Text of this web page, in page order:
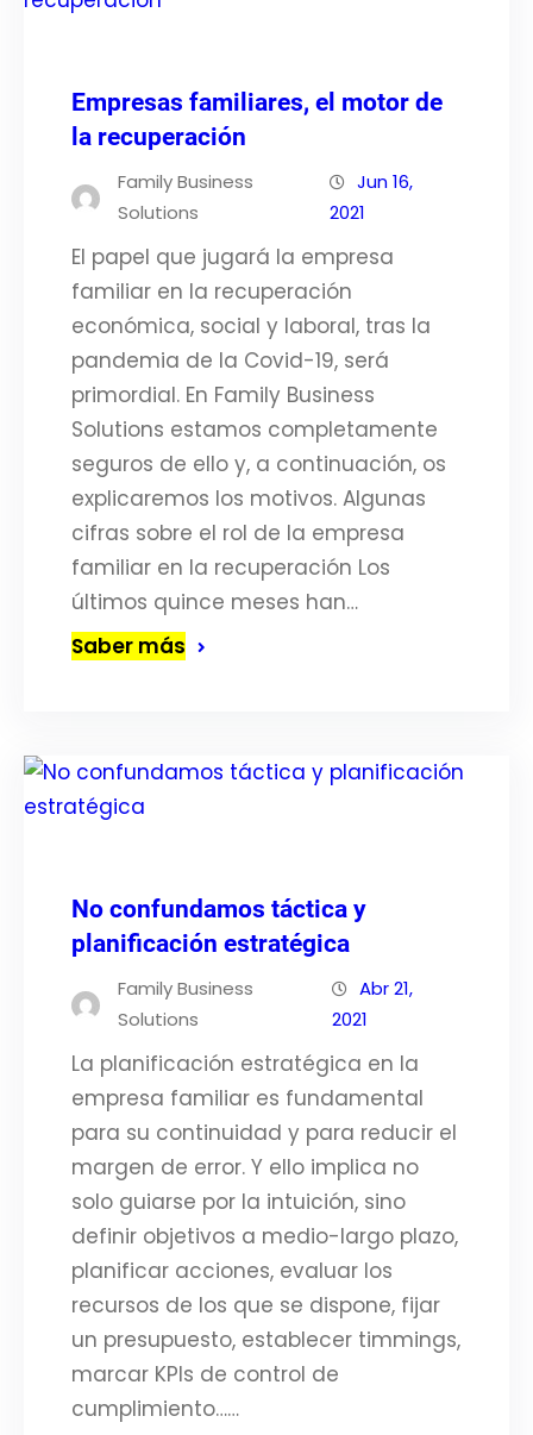
Empresas familiares, el motor de
la recuperación
Family Business
Solutions
Jun 16,
2021
El papel que jugará la empresa
familiar en la recuperación
económica, social y laboral, tras la
pandemia de la Covid-19, será
primordial. En Family Business
Solutions estamos completamente
seguros de ello y, a continuación, os
explicaremos los motivos. Algunas
cifras sobre el rol de la empresa
familiar en la recuperación Los
últimos quince meses han…
Saber más
No confundamos táctica y
planificación estratégica
Family Business
Solutions
Abr 21,
2021
La planificación estratégica en la
empresa familiar es fundamental
para su continuidad y para reducir el
margen de error. Y ello implica no
solo guiarse por la intuición, sino
definir objetivos a medio-largo plazo,
planificar acciones, evaluar los
recursos de los que se dispone, fijar
un presupuesto, establecer timmings,
marcar KPIs de control de
cumplimiento……